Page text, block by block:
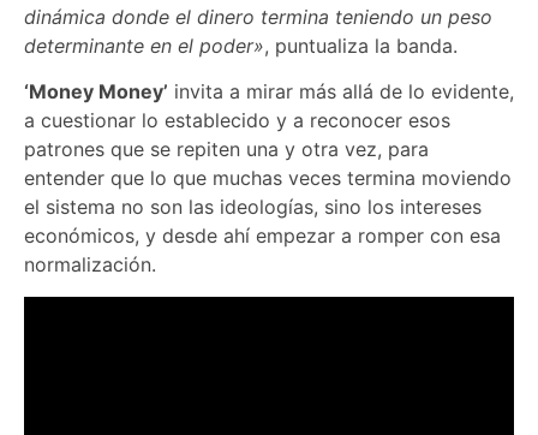
dinámica donde el dinero termina teniendo un peso
determinante en el poder», puntualiza la banda.
‘Money Money’ invita a mirar más allá de lo evidente,
a cuestionar lo establecido y a reconocer esos
patrones que se repiten una y otra vez, para
entender que lo que muchas veces termina moviendo
el sistema no son las ideologías, sino los intereses
económicos, y desde ahí empezar a romper con esa
normalización.